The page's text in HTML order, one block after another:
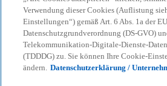
Wir helfen Ihnen, den
bei geopolitischen
Verwendung dieser Cookies (Auflistung
Einstellungen“) gemäß Art. 6 Abs. 1a der
Datenschutzgrundverordnung (DS-GVO)
Telekommunikation-Digitale-Dienste-
(TDDDG) zu. Sie können Ihre Cookie-
ändern. Datenschutzerklärung /